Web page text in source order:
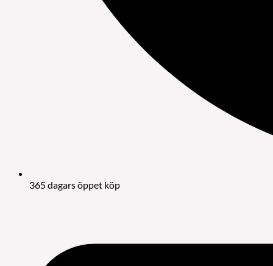
365 dagars öppet köp